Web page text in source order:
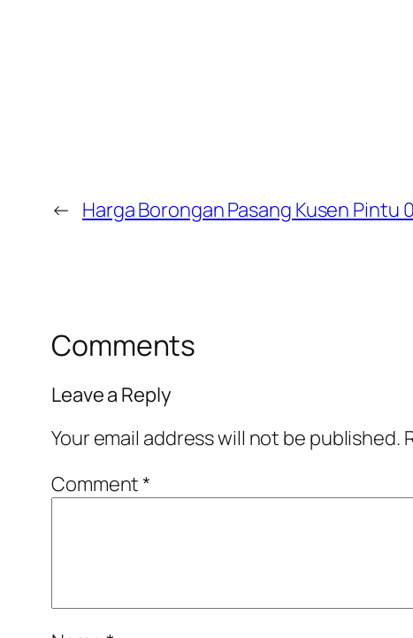
← Harga Borongan Pasang Kusen Pintu
Comments
Leave a Reply
Your email address will not be published.
Comment*